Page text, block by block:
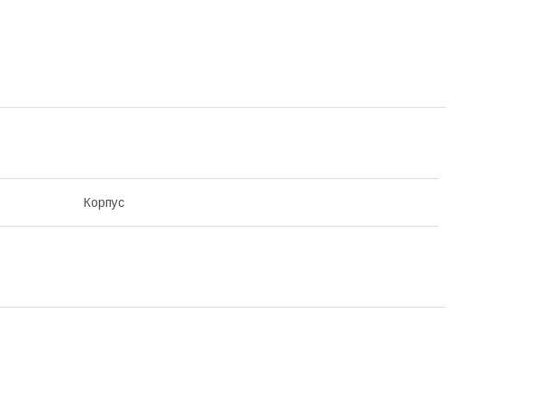
Корпус